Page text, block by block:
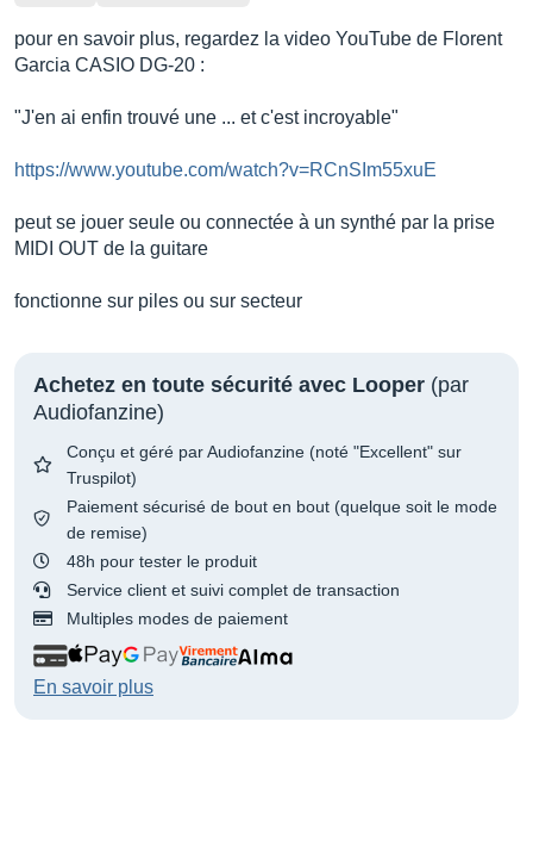
pour en savoir plus, regardez la video YouTube de Florent
Garcia CASIO DG-20 :
"J'en ai enfin trouvé une ... et c'est incroyable"
https://www.youtube.com/watch?v=RCnSIm55xuE
peut se jouer seule ou connectée à un synthé par la prise
MIDI OUT de la guitare
fonctionne sur piles ou sur secteur
Achetez en toute sécurité avec Looper (par
Audiofanzine)
Conçu et géré par Audiofanzine (noté "Excellent" sur
Truspilot)
Paiement sécurisé de bout en bout (quelque soit le mode
de remise)
48h pour tester le produit
Service client et suivi complet de transaction
Multiples modes de paiement
En savoir plus